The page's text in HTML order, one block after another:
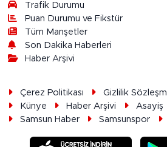
Trafik Durumu
Puan Durumu ve Fikstür
Tüm Manşetler
Son Dakika Haberleri
Haber Arşivi
Çerez Politikası Gizlilik
Künye
Haber Arşivi Asayiş
Samsun Haber
Samsunspor